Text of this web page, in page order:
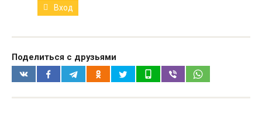
Вход
Поделиться с друзьями